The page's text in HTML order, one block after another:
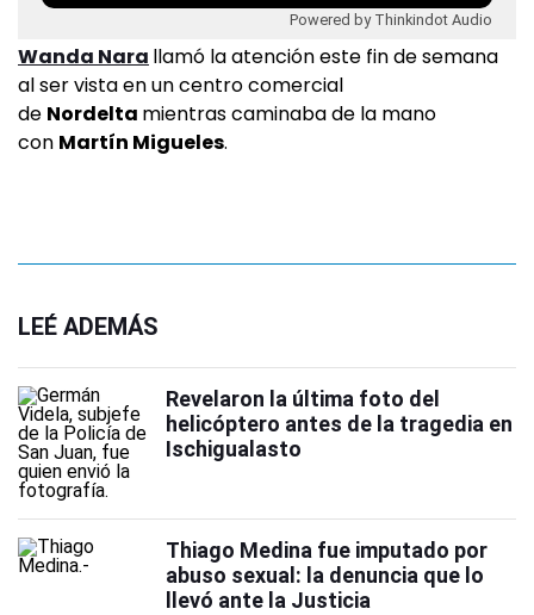
Powered by Thinkindot Audio
Wanda Nara llamó la atención este fin de semana
al ser vista en un centro comercial
de Nordelta mientras caminaba de la mano
con Martín Migueles.
LEÉ ADEMÁS
Revelaron la última foto del
helicóptero antes de la tragedia en
Ischigualasto
Thiago Medina fue imputado por
abuso sexual: la denuncia que lo
llevó ante la Justicia